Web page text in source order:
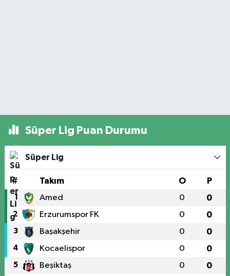
Süper Lig Puan Durumu
Süper Lig
# Takım O P
1 Amed 0 0
2 Erzurumspor FK 0 0
3 Başakşehir 0 0
4 Kocaelispor 0 0
5 Beşiktaş 0 0